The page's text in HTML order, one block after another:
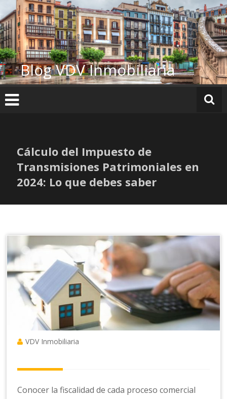
al
contenido
Blog VDV Inmobiliaria
Cálculo del Impuesto de
Transmisiones Patrimoniales en
2024: Lo que debes saber
VDV Inmobiliaria
Conocer la fiscalidad de cada proceso comercial